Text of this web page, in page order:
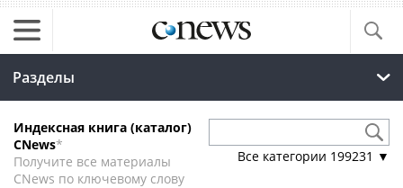
Разделы
Индексная книга (каталог)
CNews*
Получите все материалы
CNews по ключевому слову
Все категории 199231 ▼